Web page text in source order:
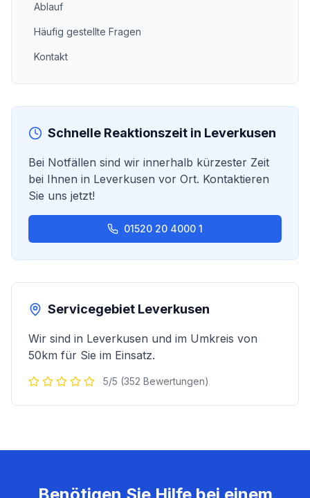
Ablauf
Häufig gestellte Fragen
Kontakt
Schnelle Reaktionszeit in Leverkusen
Bei Notfällen sind wir innerhalb kürzester Zeit
bei Ihnen in Leverkusen vor Ort. Kontaktieren
Sie uns jetzt!
01520 20 4000 1
Servicegebiet Leverkusen
Wir sind in Leverkusen und im Umkreis von
50km für Sie im Einsatz.
5/5 (352 Bewertungen)